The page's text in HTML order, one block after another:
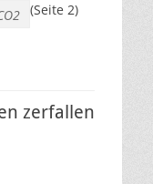
(Seite 2)
zerfallen